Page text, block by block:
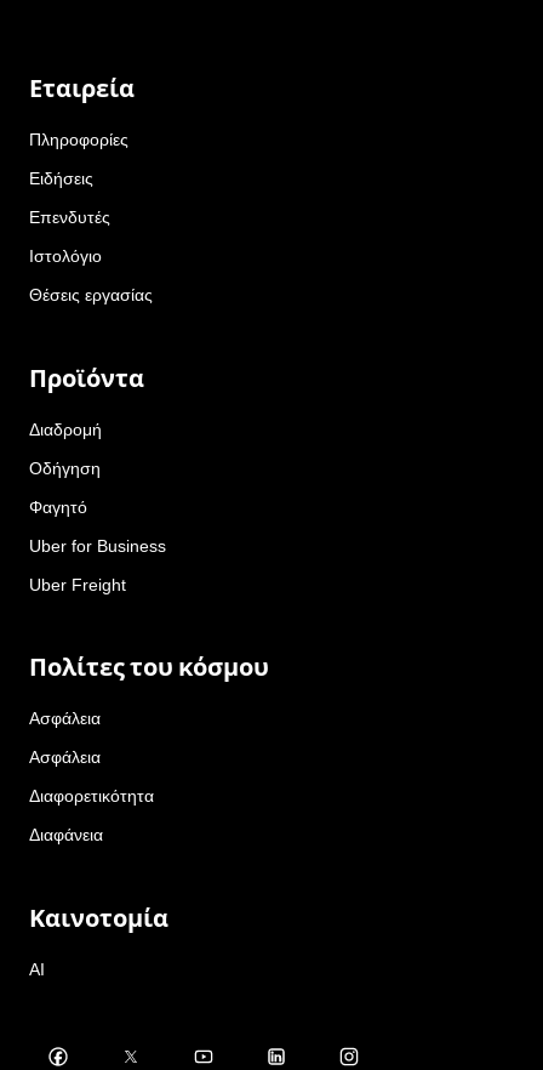
Εταιρεία
Πληροφορίες
Ειδήσεις
Επενδυτές
Ιστολόγιο
Θέσεις εργασίας
Προϊόντα
Διαδρομή
Οδήγηση
Φαγητό
Uber for Business
Uber Freight
Πολίτες του κόσμου
Ασφάλεια
Ασφάλεια
Διαφορετικότητα
Διαφάνεια
Καινοτομία
AI